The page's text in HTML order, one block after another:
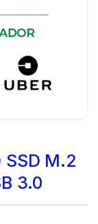
SSD M.2
3.0